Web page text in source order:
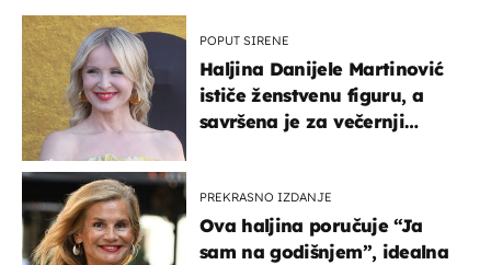
POPUT SIRENE
Haljina Danijele Martinović
ističe ženstvenu figuru, a
savršena je za večernji
PREKRASNO IZDANJE
Ova haljina poručuje “Ja
sam na godišnjem”, idealna